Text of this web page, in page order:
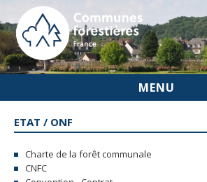
MENU
ETAT / ONF
Charte de la forêt communale
CNFC